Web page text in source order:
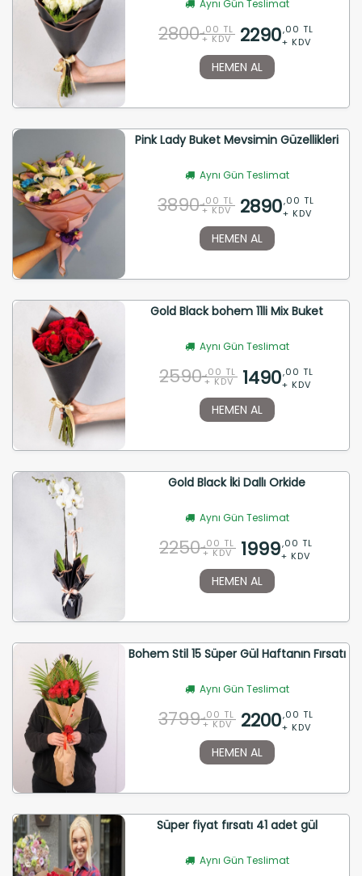
Aynı Gün Teslimat
2800 ,00 TL
+ KDV 2290,00 TL
+ KDV
HEMEN AL
Pink Lady Buket Mevsimin Güzellikleri
Aynı Gün Teslimat
3890 ,00 TL
+ KDV 2890,00 TL
+ KDV
HEMEN AL
Gold Black bohem 11li Mix Buket
Aynı Gün Teslimat
2590 ,00 TL
+ KDV 1490,00 TL
+ KDV
HEMEN AL
Gold Black İki Dallı Orkide
Aynı Gün Teslimat
2250 ,00 TL
+ KDV 1999,00 TL
+ KDV
HEMEN AL
Bohem Stil 15 Süper Gül Haftanın Fırsatı
Aynı Gün Teslimat
3799 ,00 TL
+ KDV 2200,00 TL
+ KDV
HEMEN AL
Süper fiyat fırsatı 41 adet gül
Aynı Gün Teslimat